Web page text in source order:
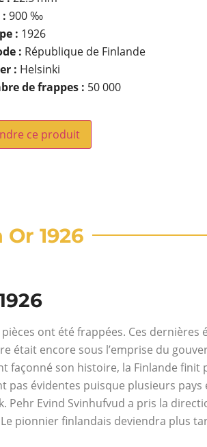
900 ‰
: 1926
: République de Finlande
: Helsinki
de frappes : 50 000
ce produit
1926
ont été frappées. Ces
était encore sous l’emprise du
façonné son histoire, la Finlande
pas évidentes puisque plusieurs
Pehr Evind Svinhufvud a pris la
pionnier finlandais deviendra plus